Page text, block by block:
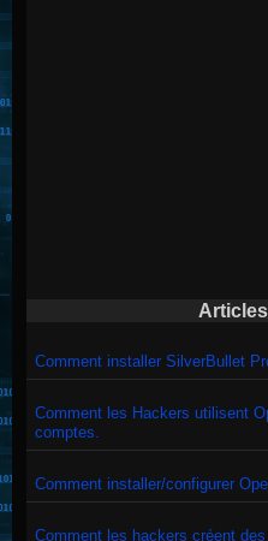
Comment installer SilverBullet
Comment les Hackers utilisent
comptes.
Comment installer/configurer
Comment les hackers créent